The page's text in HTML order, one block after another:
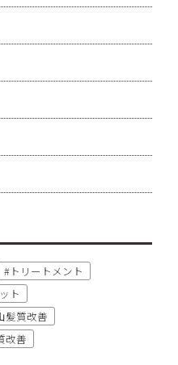
トリートメント
ト
髪質改善
改善